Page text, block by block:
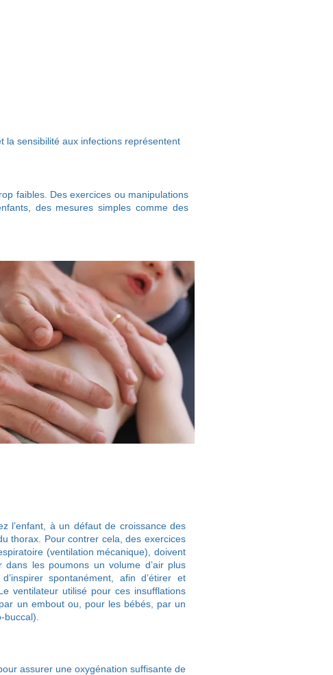
la sensibilité aux infections représentent
faibles. Des exercices ou manipulations
des mesures simples comme des
l’enfant, à un défaut de croissance des
thorax. Pour contrer cela, des exercices
(ventilation mécanique), doivent
les poumons un volume d’air plus
spontanément, afin d’étirer et
ventilateur utilisé pour ces insufflations
un embout ou, pour les bébés, par un
assurer une oxygénation suffisante de